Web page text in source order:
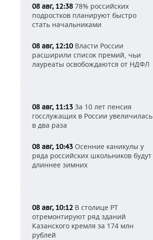
08 авг, 12:38 78% российских
подростков планируют быстро
стать начальниками
08 авг, 12:10Власти России
расширили список премий, чьи
лауреаты освобождаются от НДФЛ
08 авг, 11:13 За 10 лет пенсия
госслужащих в России увеличилась
в два раза
08 авг, 10:43 Осенние каникулы у
ряда российских школьников будут
длиннее зимних
08 авг, 10:12 В столице РТ
отремонтируют ряд зданий
Казанского кремля за 174 млн
рублей